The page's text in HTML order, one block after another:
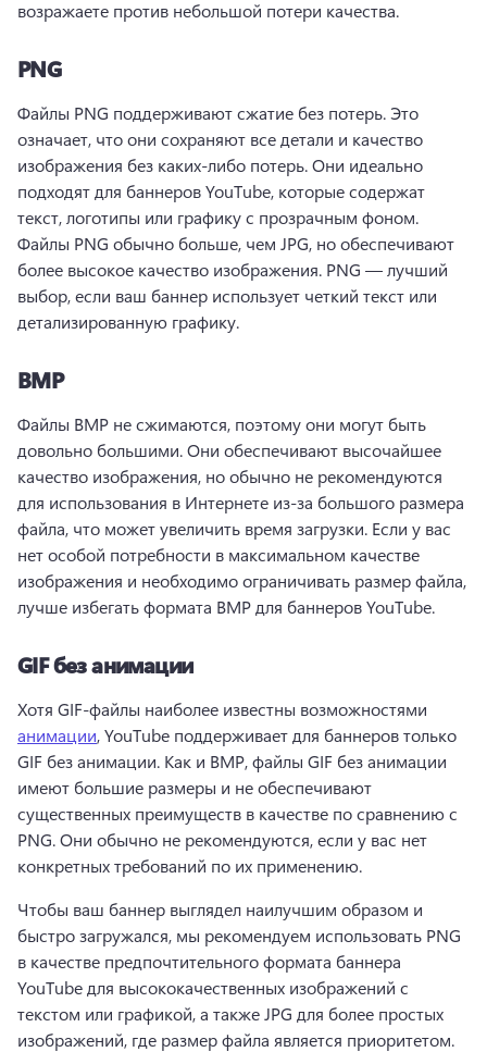
возражаете против небольшой потери качества.
PNG
Файлы PNG поддерживают сжатие без потерь. Это
означает, что они сохраняют все детали и качество
изображения без каких-либо потерь. Они идеально
подходят для баннеров YouTube, которые содержат
Файлы PNG обычно больше, чем JPG, но обеспечивают
более высокое качество изображения. PNG — лучший
выбор, если ваш баннер использует четкий текст или
детализированную графику.
BMP
Файлы BMP не сжимаются, поэтому они могут быть
довольно большими. Они обеспечивают высочайшее
качество изображения, но обычно не рекомендуются
для использования в Интернете из-за большого размера
файла, что может увеличить время загрузки. Если у вас
нет особой потребности в максимальном качестве
изображения и необходимо ограничивать размер файла,
лучше избегать формата BMP для баннеров YouTube.
GIF без анимации
Хотя GIF-файлы наиболее известны возможностями
анимации, YouTube поддерживает для баннеров только
GIF без анимации. Как и BMP, файлы GIF без анимации
имеют большие размеры и не обеспечивают
существенных преимуществ в качестве по сравнению с
PNG. Они обычно не рекомендуются, если у вас нет
конкретных требований по их применению.
Чтобы ваш баннер выглядел наилучшим образом и
быстро загружался, мы рекомендуем использовать PNG
в качестве предпочтительного формата баннера
YouTube для высококачественных изображений с
текстом или графикой, а также JPG для более простых
изображений, где размер файла является приоритетом.